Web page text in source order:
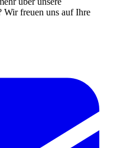
Wir freuen uns auf Ihre